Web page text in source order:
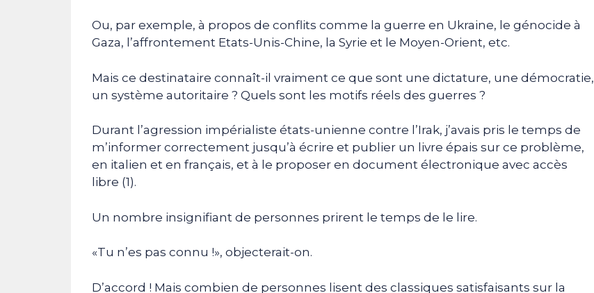
Ou, par exemple, à propos de conflits comme la guerre en Ukraine, le génocide à
Gaza, l’affrontement Etats-Unis-Chine, la Syrie et le Moyen-Orient, etc.
Mais ce destinataire connaît-il vraiment ce que sont une dictature, une démocratie,
un système autoritaire ? Quels sont les motifs réels des guerres ?
Durant l’agression impérialiste états-unienne contre l’Irak, j’avais pris le temps de
m’informer correctement jusqu’à écrire et publier un livre épais sur ce problème,
en italien et en français, et à le proposer en document électronique avec accès
libre (1).
Un nombre insignifiant de personnes prirent le temps de le lire.
«Tu n’es pas connu !», objecterait-on.
D’accord ! Mais combien de personnes lisent des classiques satisfaisants sur la